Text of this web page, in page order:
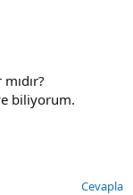
faaliyet
tam otomatik
üzerinden
yapıyoruz.
kavrulmuş kahve
arkadaşlar için ise
gereklidir
biliyorum.
Cevapla